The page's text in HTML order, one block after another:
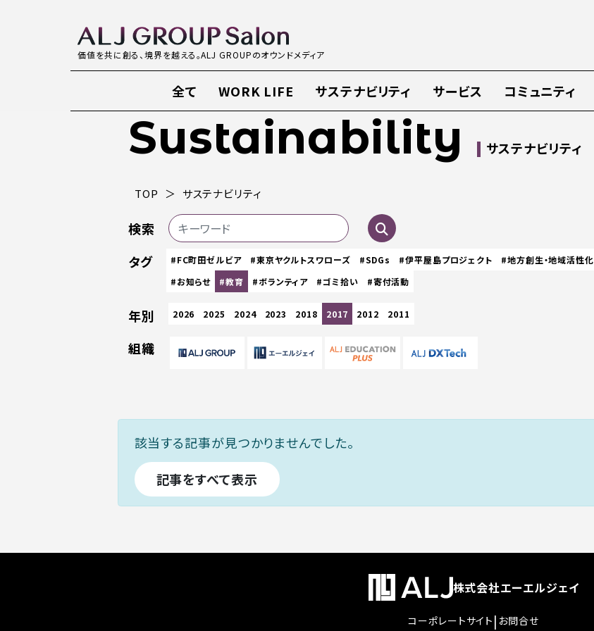
価値を共に創る、境界を越える。ALJ GROUPのオウンドメディア
全て WORK LIFE サステナビリティ サービス コミュニティ
Sustainability サステナビリティ
TOP サステナビリティ
検索
タグ
#FC町田ゼルビア #東京ヤクルトスワローズ #SDGs #伊平屋島プロジェクト #地方創生・地域活性化
#お知らせ
#教育 #ボランティア #ゴミ拾い #寄付活動
年別 2026 2025 2024 2023 2018 2017 2012 2011
組織
該当する記事が見つかりませんでした。
記事をすべて表示
株式会社エーエルジェイ
コーポレートサイト | お問合せ